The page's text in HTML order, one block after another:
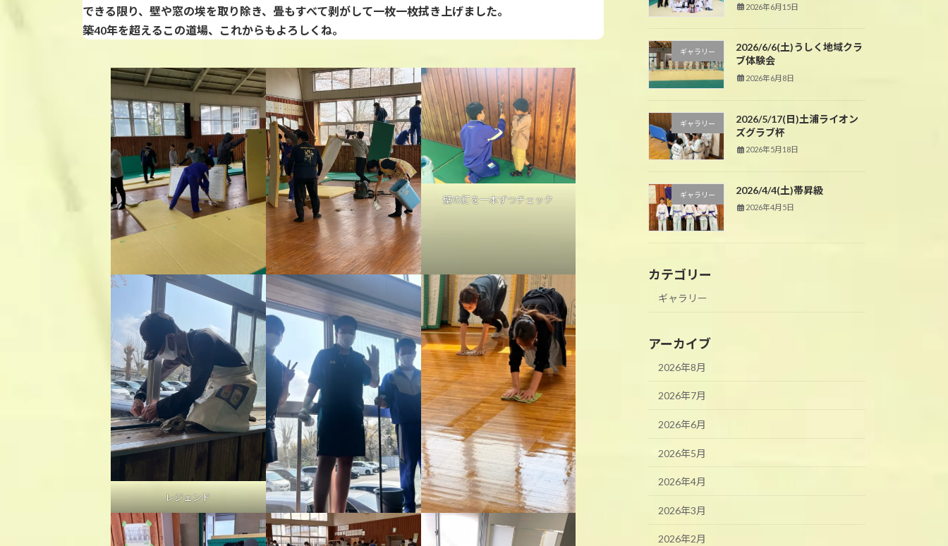
できる限り、壁や窓の埃を取り除き、畳もすべて剥がして一枚一枚拭き上げました。
築40年を超えるこの道場、これからもよろしくね。
壁の釘を一本ずつチェック
レジェンド
2026年6月15日
ギャラリー
2026/6/6(土)うしく地域クラ
ブ体験会
2026年6月8日
ギャラリー
2026/5/17(日)土浦ライオン
ズグラブ杯
2026年5月18日
ギャラリー 2026/4/4(土)帯昇級
2026年4月5日
カテゴリー
ギャラリー
アーカイブ
2026年8月
2026年7月
2026年6月
2026年5月
2026年4月
2026年3月
2026年2月